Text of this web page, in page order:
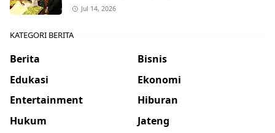
Jul 14, 2026
KATEGORI BERITA
Berita
Bisnis
Edukasi
Ekonomi
Entertainment
Hiburan
Hukum
Jateng